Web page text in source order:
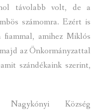
távolabb volt, de a
számomra. Ezért is
amihez Miklós
az Önkormányzattal
szándékaink szerint,
Nagykónyi Község